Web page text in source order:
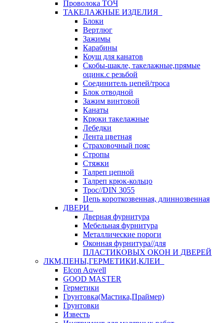
Проволока ТОЧ
ТАКЕЛАЖНЫЕ ИЗДЕЛИЯ
Блоки
Вертлюг
Зажимы
Карабины
Коуш для канатов
Скобы-шакле, такелажные,прямые
оцинк.с резьбой
Соединитель цепей/троса
Блок отводной
Зажим винтовой
Канаты
Крюки такелажные
Лебедки
Лента цветная
Страховочный пояс
Стропы
Стяжки
Талреп цепной
Талреп крюк-кольцо
Трос//DIN 3055
Цепь короткозвенная, длиннозвенная
ДВЕРИ
Дверная фурнитура
Мебельная фурнитура
Металлические пороги
Оконная фурнитура//для
ПЛАСТИКОВЫХ ОКОН И ДВЕРЕЙ
ЛКМ,ПЕНЫ,ГЕРМЕТИКИ,КЛЕИ
Elcon Aqwell
GOOD MASTER
Герметики
Грунтовка(Мастика,Праймер)
Грунтовки
Известь